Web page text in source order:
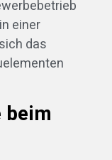
einer
das